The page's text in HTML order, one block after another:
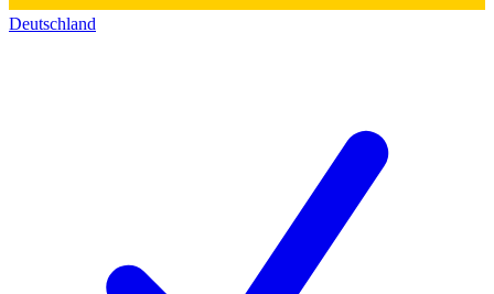
Deutschland